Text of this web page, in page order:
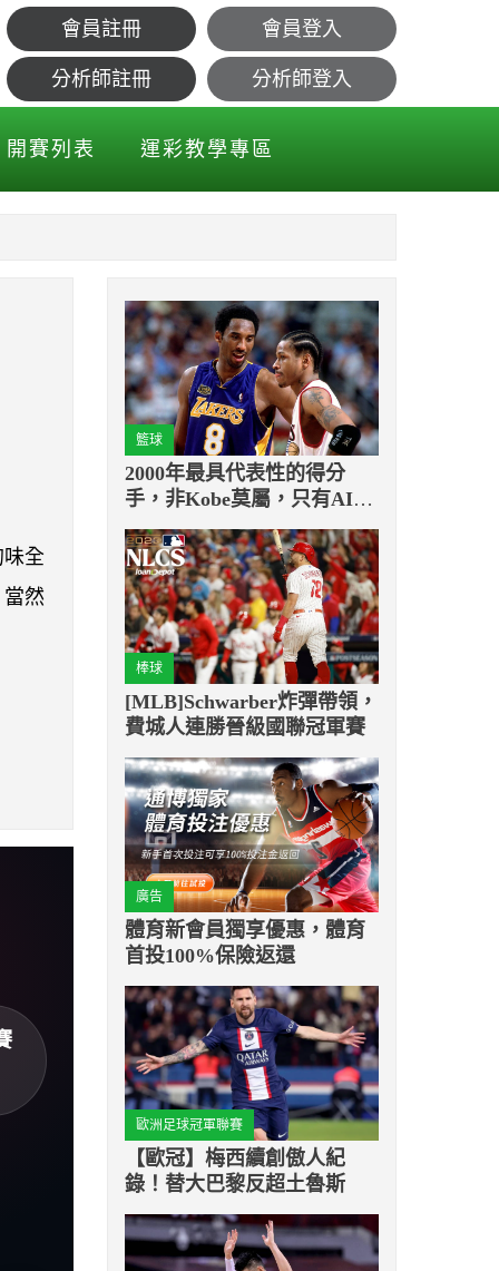
當狀元？
會員註冊 會員登入
分析師註冊 分析師登入
開賽列表 運彩教學專區
全
然
籃球
2000年最具代表性的得分
手，非Kobe莫屬，只有AI能
與他相提並論
棒球
[MLB]Schwarber炸彈帶領，
費城人連勝晉級國聯冠軍賽
廣告
體育新會員獨享優惠，體育
首投100%保險返還
歐洲足球冠軍聯賽
【歐冠】梅西續創傲人紀
錄！替大巴黎反超土魯斯